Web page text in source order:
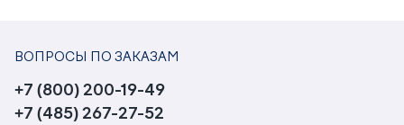
ВОПРОСЫ ПО ЗАКАЗАМ
+7 (800) 200-19-49
+7 (485) 267-27-52